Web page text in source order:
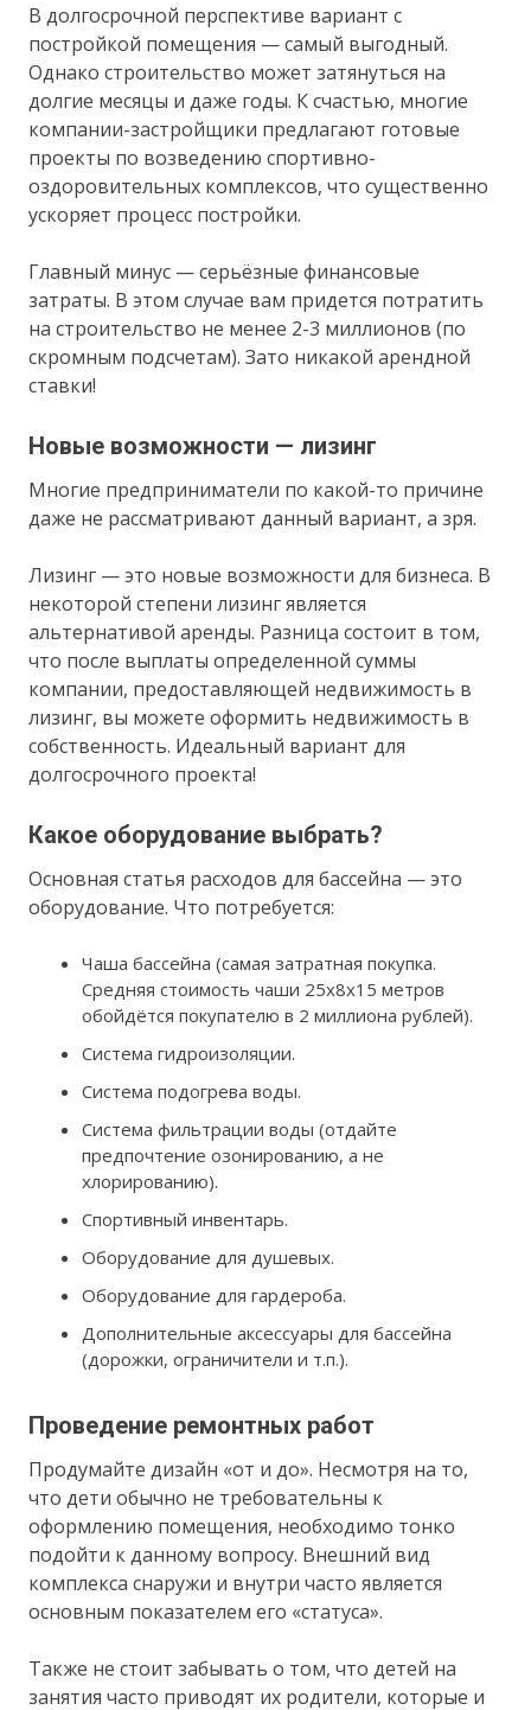
В долгосрочной перспективе вариант с
постройкой помещения — самый выгодный.
Однако строительство может затянуться на
долгие месяцы и даже годы. К счастью, многие
компании-застройщики предлагают готовые
проекты по возведению спортивно-
оздоровительных комплексов, что существенно
ускоряет процесс постройки.
Главный минус — серьёзные финансовые
затраты. В этом случае вам придется потратить
на строительство не менее 2-3 миллионов (по
скромным подсчетам). Зато никакой арендной
ставки!
Новые возможности — лизинг
Многие предприниматели по какой-то причине
даже не рассматривают данный вариант, а зря.
Лизинг — это новые возможности для бизнеса. В
некоторой степени лизинг является
альтернативой аренды. Разница состоит в том,
что после выплаты определенной суммы
компании, предоставляющей недвижимость в
лизинг, вы можете оформить недвижимость в
собственность. Идеальный вариант для
долгосрочного проекта!
Какое оборудование выбрать?
Основная статья расходов для бассейна — это
оборудование. Что потребуется:
Чаша бассейна (самая затратная покупка.
Средняя стоимость чаши 25х8х15 метров
обойдётся покупателю в 2 миллиона рублей).
Система гидроизоляции.
Система подогрева воды.
Система фильтрации воды (отдайте
предпочтение озонированию, а не
хлорированию).
Спортивный инвентарь.
Оборудование для душевых.
Оборудование для гардероба.
Дополнительные аксессуары для бассейна
(дорожки, ограничители и т.п.).
Проведение ремонтных работ
Продумайте дизайн «от и до». Несмотря на то,
что дети обычно не требовательны к
оформлению помещения, необходимо тонко
подойти к данному вопросу. Внешний вид
комплекса снаружи и внутри часто является
основным показателем его «статуса».
Также не стоит забывать о том, что детей на
занятия часто приводят их родители, которые и